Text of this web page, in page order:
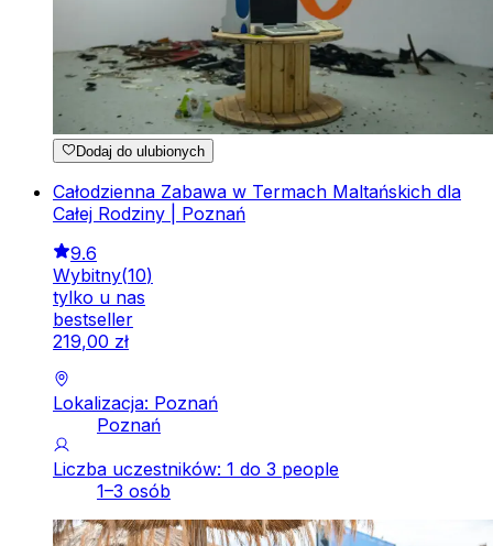
Dodaj do ulubionych
Całodzienna Zabawa w Termach Maltańskich dla
Całej Rodziny | Poznań
9.6
Wybitny(10)
tylko u nas
bestseller
219,00 zł
Lokalizacja: Poznań
Poznań
Liczba uczestników: 1 do 3 people
1–3 osób